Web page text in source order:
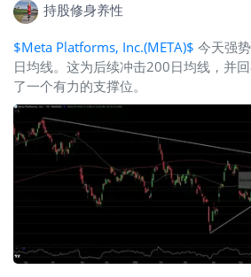
持股修身养性
$Meta Platforms, Inc.(META)$ 今天强
日均线。这为后续冲击200日均线，并
了一个有力的支撑位。